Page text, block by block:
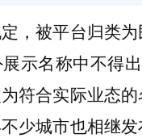
，被平台归类
示名称中不得
符合实际业态
少城市也相继